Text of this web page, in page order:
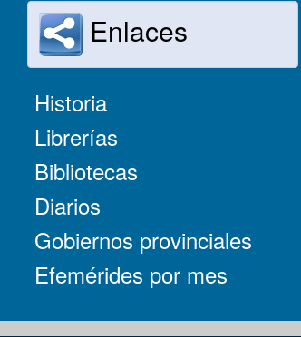
Enlaces
Historia
Librerías
Bibliotecas
Diarios
Gobiernos provinciales
Efemérides por mes